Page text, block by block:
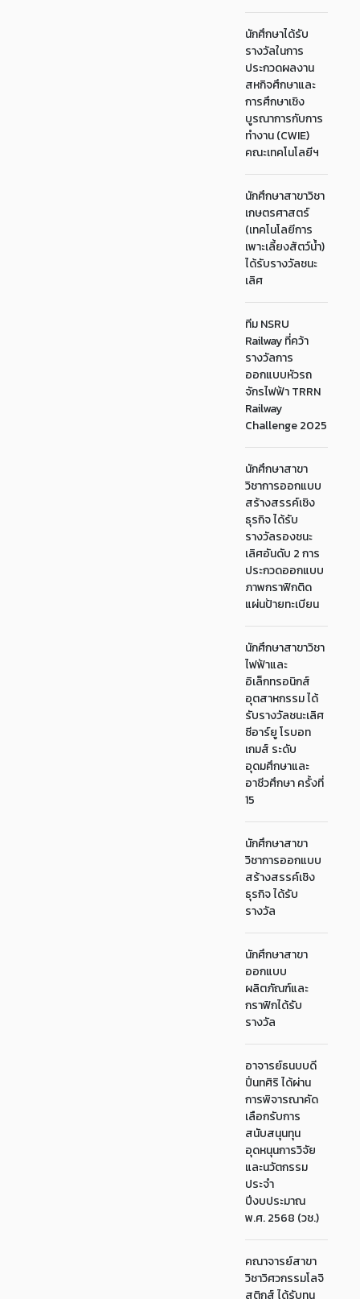
นักศึกษาได้รับ
รางวัลในการ
ประกวดผลงาน
สหกิจศึกษาและ
การศึกษาเชิง
บูรณาการกับการ
ทำงาน (CWIE)
คณะเทคโนโลยีฯ
นักศึกษาสาขาวิชา
เกษตรศาสตร์
(เทคโนโลยีการ
เพาะเลี้ยงสัตว์น้ำ)
ได้รับรางวัลชนะ
เลิศ
ทีม NSRU
Railway ที่คว้า
รางวัลการ
ออกแบบหัวรถ
จักรไฟฟ้า TRRN
Railway
Challenge 2025
นักศึกษาสาขา
วิชาการออกแบบ
สร้างสรรค์เชิง
ธุรกิจ ได้รับ
รางวัลรองชนะ
เลิศอันดับ 2 การ
ประกวดออกแบบ
ภาพกราฟิกติด
แผ่นป้ายทะเบียน
นักศึกษาสาขาวิชา
ไฟฟ้าและ
อิเล็กทรอนิกส์
อุตสาหกรรม ได้
รับรางวัลชนะเลิศ
ซีอาร์ยู โรบอท
เกมส์ ระดับ
อุดมศึกษาและ
อาชีวศึกษา ครั้งที่
15
นักศึกษาสาขา
วิชาการออกแบบ
สร้างสรรค์เชิง
ธุรกิจ ได้รับ
รางวัล
นักศึกษาสาขา
ออกแบบ
ผลิตภัณฑ์และ
กราฟิกได้รับ
รางวัล
อาจารย์ธนบบดี
ปิ่นทศิริ ได้ผ่าน
การพิจารณาคัด
เลือกรับการ
สนับสนุนทุน
อุดหนุนการวิจัย
และนวัตกรรม
ประจำ
ปีงบประมาณ
พ.ศ. 2568 (วช.)
คณาจารย์สาขา
วิชาวิศวกรรมโลจิ
สติกส์ ได้รับทุน